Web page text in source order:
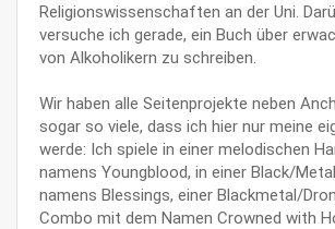
Religionswissenschaften an der Uni.
versuche ich gerade, ein Buch über
von Alkoholikern zu schreiben.
Wir haben alle Seitenprojekte neben
sogar so viele, dass ich hier nur meine
werde: Ich spiele in einer melodischen
namens Youngblood, in einer Black/
namens Blessings, einer Blackmetal/
Combo mit dem Namen Crowned with